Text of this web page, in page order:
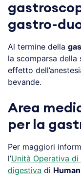
gastro-
Al termine della
la scomparsa della
effetto
bevande.
Area
per la
Per maggiori
l’Unità Operativa
digestiva di